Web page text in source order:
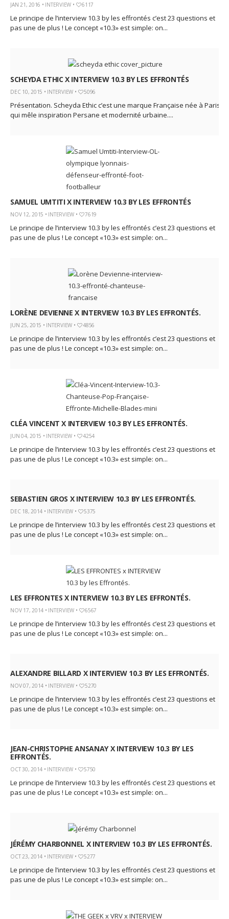
Mar 16, 2017 |Joyeux
anniversaire Lara Croft !
God It’s Friday | Journée de
Mar 06, 2017 |No Money
Kids s’offre un clip très
esthétique pour leur
nouveau single
JAN 21, 2016 • INTERVIEW • 6117
Le principe de l’interview 10.3 by les effrontés c’est 23 questions et
pas une de plus ! Le concept «10.3» est simple: on...
SCHEYDA ETHIC X INTERVIEW 10.3 BY LES EFFRONTÉS
DEC 10, 2015 • INTERVIEW • 5096
Présentation. Scheyda Ethic c’est une marque Française née à Paris
qui mêle inspiration Persane et modernité urbaine....
SAMUEL UMTITI X INTERVIEW 10.3 BY LES EFFRONTÉS
NOV 12, 2015 • INTERVIEW • 7619
Le principe de l’interview 10.3 by les effrontés c’est 23 questions et
pas une de plus ! Le concept «10.3» est simple: on...
LORÈNE DEVIENNE X INTERVIEW 10.3 BY LES EFFRONTÉS.
JUN 25, 2015 • INTERVIEW • 4856
Le principe de l’interview 10.3 by les effrontés c’est 23 questions et
pas une de plus ! Le concept «10.3» est simple: on...
CLÉA VINCENT X INTERVIEW 10.3 BY LES EFFRONTÉS.
JUN 04, 2015 • INTERVIEW • 4254
Le principe de l’interview 10.3 by les effrontés c’est 23 questions et
pas une de plus ! Le concept «10.3» est simple: on...
SEBASTIEN GROS X INTERVIEW 10.3 BY LES EFFRONTÉS.
DEC 18, 2014 • INTERVIEW • 5375
Le principe de l’interview 10.3 by les effrontés c’est 23 questions et
pas une de plus ! Le concept «10.3» est simple: on...
LES EFFRONTES X INTERVIEW 10.3 BY LES EFFRONTÉS.
NOV 17, 2014 • INTERVIEW • 6567
Le principe de l’interview 10.3 by les effrontés c’est 23 questions et
pas une de plus ! Le concept «10.3» est simple: on...
ALEXANDRE BILLARD X INTERVIEW 10.3 BY LES EFFRONTÉS.
NOV 07, 2014 • INTERVIEW • 5270
Le principe de l’interview 10.3 by les effrontés c’est 23 questions et
pas une de plus ! Le concept «10.3» est simple: on...
JEAN-CHRISTOPHE ANSANAY X INTERVIEW 10.3 BY LES
EFFRONTÉS.
OCT 30, 2014 • INTERVIEW • 5750
Le principe de l’interview 10.3 by les effrontés c’est 23 questions et
pas une de plus ! Le concept «10.3» est simple: on...
JÉRÉMY CHARBONNEL X INTERVIEW 10.3 BY LES EFFRONTÉS.
OCT 23, 2014 • INTERVIEW • 5277
Le principe de l’interview 10.3 by les effrontés c’est 23 questions et
pas une de plus ! Le concept «10.3» est simple: on...